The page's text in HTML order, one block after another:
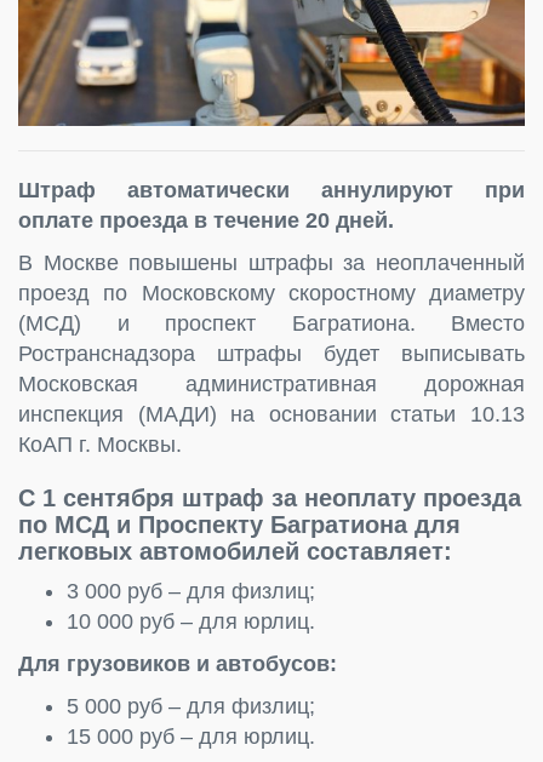
Штраф автоматически аннулируют при
оплате проезда в течение 20 дней.
В Москве повышены штрафы за неоплаченный
проезд по Московскому скоростному диаметру
(МСД) и проспект Багратиона. Вместо
Ространснадзора штрафы будет выписывать
Московская административная дорожная
инспекция (МАДИ) на основании статьи 10.13
КоАП г. Москвы.
С 1 сентября штраф за неоплату проезда
по МСД и Проспекту Багратиона для
легковых автомобилей составляет:
3 000 руб – для физлиц;
10 000 руб – для юрлиц.
Для грузовиков и автобусов:
5 000 руб – для физлиц;
15 000 руб – для юрлиц.